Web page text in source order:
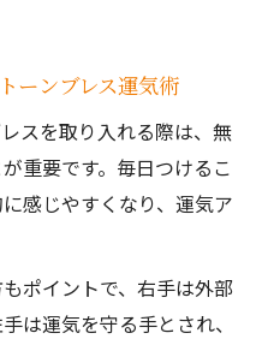
ーンブレス運気術
スを取り入れる際は、無
重要です。毎日つけるこ
感じやすくなり、運気ア
ポイントで、右手は外部
は運気を守る手とされ、